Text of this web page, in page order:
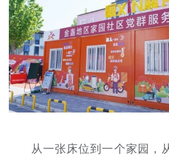
从一张床位到一个家园，